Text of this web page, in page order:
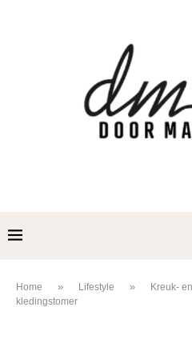
Home » Lifestyle »
Kreuk-
kledingstomer